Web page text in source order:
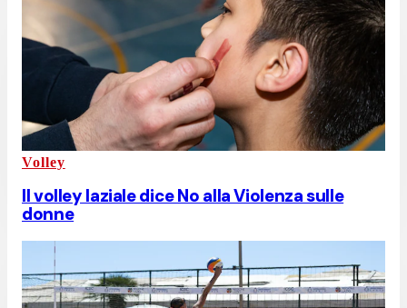
Volley
Il volley laziale dice No alla Violenza sulle
donne